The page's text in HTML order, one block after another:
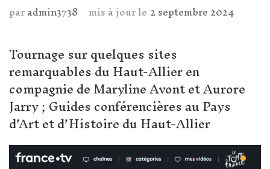
paradmin3738 mis à jour le2 septembre 2024
Tournage sur quelques sites
remarquables du Haut-Allier en
compagnie de Maryline Avont et Aurore
Jarry ; Guides conférencières au Pays
d’Art et d’Histoire du Haut-Allier